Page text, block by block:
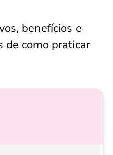
benefícios e
de como praticar